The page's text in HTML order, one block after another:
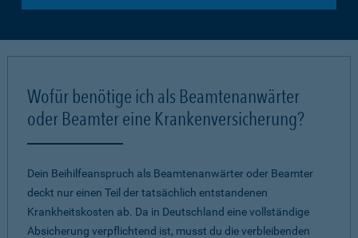
Wofür benötige ich als Beamtenanwärter
oder Beamter eine Krankenversicherung?
Dein Beihilfeanspruch als Beamtenanwärter oder Beamter
deckt nur einen Teil der tatsächlich entstandenen
Krankheitskosten ab. Da in Deutschland eine vollständige
Absicherung verpflichtend ist, musst du die verbleibenden